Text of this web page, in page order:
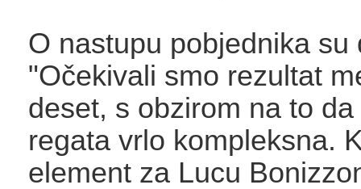
O nastupu pobjednika su
"Očekivali smo rezultat
deset, s obzirom na to
regata vrlo kompleksna.
element za Lucu